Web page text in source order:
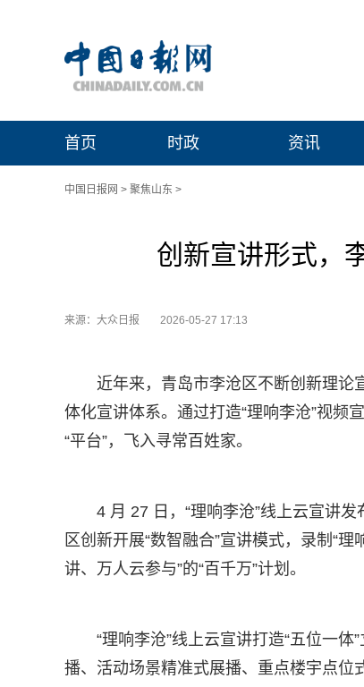
首页 时政 资讯
中国日报网 > 聚焦山东 >
创新宣讲形式，
来源：大众日报 2026-05-27 17:13
近年来，青岛市李沧区不断创新理论
体化宣讲体系。通过打造“理响李沧”视频
“平台”，飞入寻常百姓家。
4 月 27 日，“理响李沧”线上云宣讲
区创新开展“数智融合”宣讲模式，录制“
讲、万人云参与”的“百千万”计划。
“理响李沧”线上云宣讲打造“五位一
播、活动场景精准式展播、重点楼宇点位